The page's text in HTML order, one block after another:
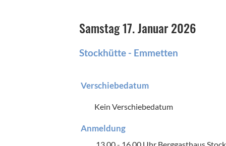
Samstag 17. Januar 2026
Stockhütte - Emmetten
Verschiebedatum
Kein Verschiebedatum
Anmeldung